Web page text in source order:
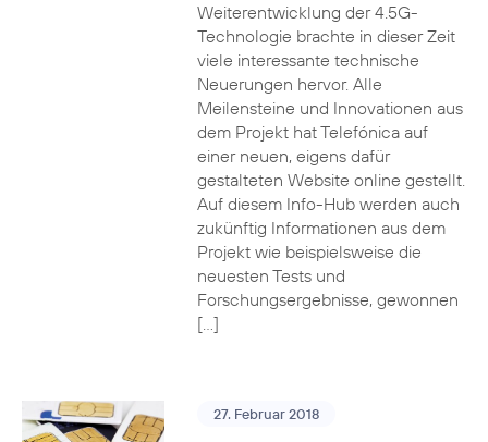
Weiterentwicklung der 4.5G-
Technologie brachte in dieser Zeit
viele interessante technische
Neuerungen hervor. Alle
Meilensteine und Innovationen aus
dem Projekt hat Telefónica auf
einer neuen, eigens dafür
gestalteten Website online gestellt.
Auf diesem Info-Hub werden auch
zukünftig Informationen aus dem
Projekt wie beispielsweise die
neuesten Tests und
Forschungsergebnisse, gewonnen
[…]
27. Februar 2018